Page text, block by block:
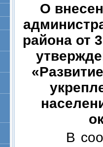
О
района от
В